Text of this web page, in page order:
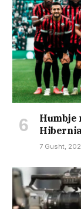
Humbje
7 Gusht,